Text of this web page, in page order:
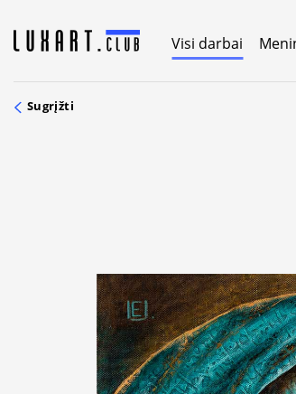
content
Visi darbai
Sugrįžti